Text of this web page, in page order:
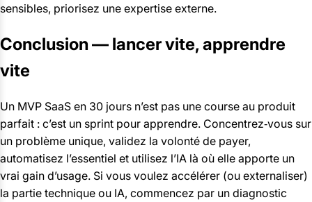
sensibles, priorisez une expertise externe.
Conclusion — lancer vite, apprendre
vite
Un MVP SaaS en 30 jours n’est pas une course au produit
parfait : c’est un sprint pour apprendre. Concentrez‑vous sur
un problème unique, validez la volonté de payer,
automatisez l’essentiel et utilisez l’IA là où elle apporte un
vrai gain d’usage. Si vous voulez accélérer (ou externaliser)
la partie technique ou IA, commencez par un diagnostic